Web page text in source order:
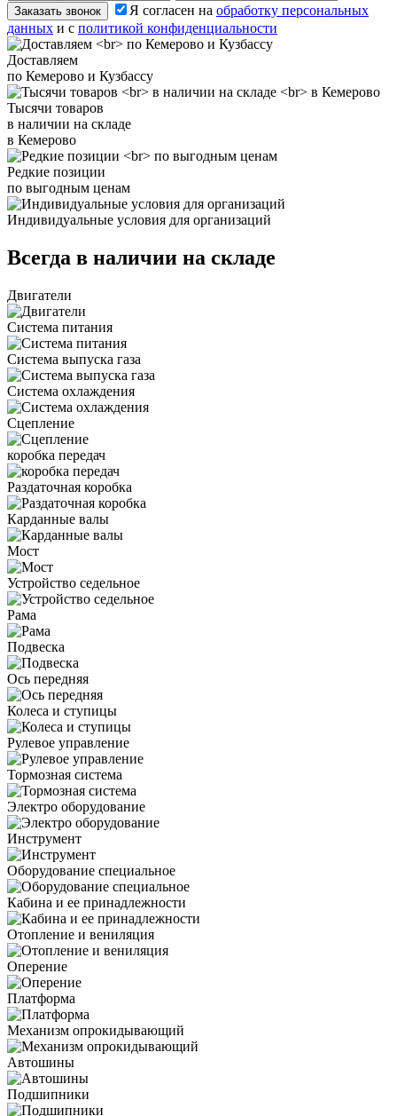
Заказать звонок Я согласен на обработку персональных
данных и с политикой конфиденциальности
Доставляем
по Кемерово и Кузбассу
Тысячи товаров
в наличии на складе
в Кемерово
Редкие позиции
по выгодным ценам
Индивидуальные условия для организаций
Всегда в наличии на складе
Двигатели
Система питания
Система выпуска газа
Система охлаждения
Сцепление
коробка передач
Раздаточная коробка
Карданные валы
Мост
Устройство седельное
Рама
Подвеска
Ось передняя
Колеса и ступицы
Рулевое управление
Тормозная система
Электро оборудование
Инструмент
Оборудование специальное
Кабина и ее принадлежности
Отопление и вениляция
Оперение
Платформа
Механизм опрокидывающий
Автошины
Подшипники